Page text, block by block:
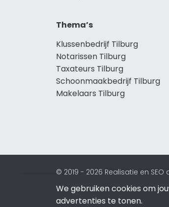
Thema’s
Klussenbedrijf Tilburg
Notarissen Tilburg
Taxateurs Tilburg
Schoonmaakbedrijf Tilburg
Makelaars Tilburg
© 2019 - 2026 Realisatie en SEO
Beeldcredits
We gebruiken cookies om
advertenties te tonen.